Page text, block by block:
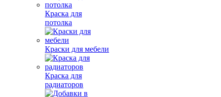
Краска для
потолка
Краски для мебели
Краска для
радиаторов